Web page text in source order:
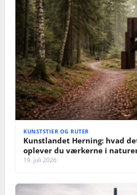
KUNSTSTIER OG RUTER
Kunstlandet Herning: hvad
oplever du værkerne i
19. juli 2026